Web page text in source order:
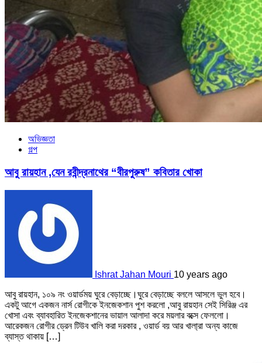
অভিজ্ঞতা
গল্প
আবু রায়হান ,যেন রবীন্দ্রনাথের “বীরপুরুষ” কবিতার খোকা
Ishrat Jahan Mouri 10 years ago
আবু রায়হান, ১০৯ নং ওয়ার্ডময় ঘুরে বেড়াচ্ছে।ঘুরে বেড়াচ্ছে বললে আসলে ভুল হবে।
একটু আগে একজন নার্স রোগীকে ইনজেকশান পুশ করলো ,আবু রায়হান সেই সিরিঞ্জ এর
খোসা এবং ব্যাবহারিত ইনজেকশানের ভায়াল আলাদা করে ময়লার বক্সে ফেললো।
আরেকজন রোগীর ড্রেন টিউব খালি করা দরকার , ওয়ার্ড বয় আর খালা্রা অন্য কাজে
ব্যাস্ত থাকায় […]